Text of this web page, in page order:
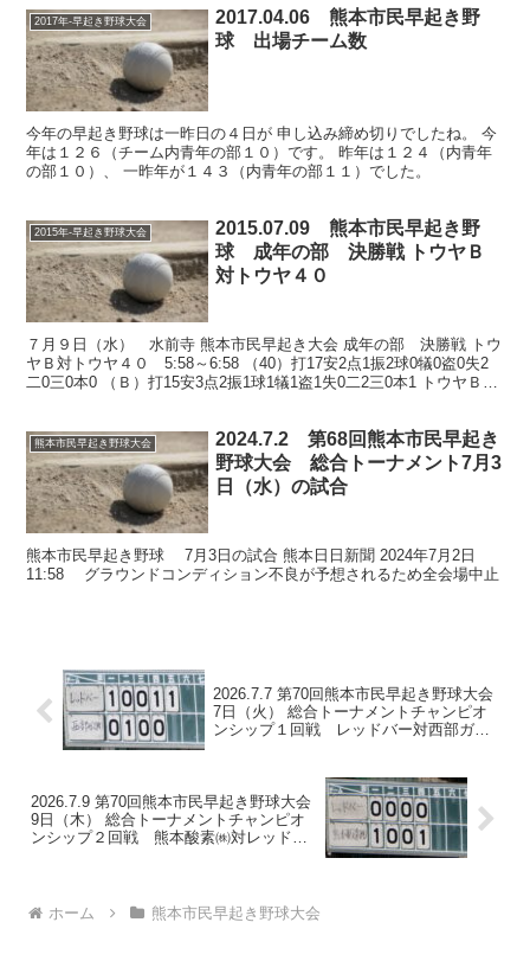
2017年-早起き野球大会
2017.04.06 熊本市民早起き野
球 出場チーム数
今年の早起き野球は一昨日の４日が 申し込み締め切りでしたね。 今
年は１２６（チーム内青年の部１０）です。 昨年は１２４（内青年
の部１０）、 一昨年が１４３（内青年の部１１）でした。
2015年-早起き野球大会
2015.07.09 熊本市民早起き野
球 成年の部 決勝戦 トウヤＢ
対トウヤ４０
７月９日（水） 水前寺 熊本市民早起き大会 成年の部 決勝戦 トウ
ヤＢ対トウヤ４０ 5:58～6:58 （40）打17安2点1振2球0犠0盗0失2
二0三0本0 （Ｂ）打15安3点2振1球1犠1盗1失0二2三0本1 トウヤＢ、
熊本市民早起き野球大会
2024.7.2 第68回熊本市民早起き
野球大会 総合トーナメント7月3
日（水）の試合
熊本市民早起き野球 7月3日の試合 熊本日日新聞 2024年7月2日
11:58 グラウンドコンディション不良が予想されるため全会場中止
2026.7.7 第70回熊本市民早起き野球大会
7日（火） 総合トーナメントチャンピオ
ンシップ１回戦 レッドバー対西部ガス
2026.7.9 第70回熊本市民早起き野球大会
9日（木） 総合トーナメントチャンピオ
ンシップ２回戦 熊本酸素㈱対レッドバ
ホーム 熊本市民早起き野球大会